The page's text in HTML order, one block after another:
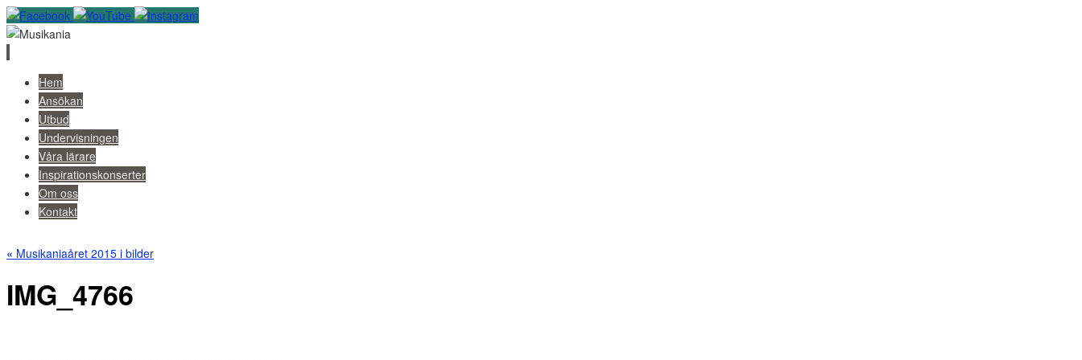
Skip
content
Hem
Ansökan
Utbud
Undervisningen
Våra lärare
Inspirationskonserter
Om oss
Kontakt
« Musikaniaåret 2015 i bilder
IMG_4766